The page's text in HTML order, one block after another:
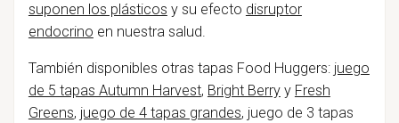
suponen los plásticos y su efecto disruptor
endocrino en nuestra salud.
También disponibles otras tapas Food Huggers: juego
de 5 tapas Autumn Harvest, Bright Berry y Fresh
Greens, juego de 4 tapas grandes, juego de 3 tapas